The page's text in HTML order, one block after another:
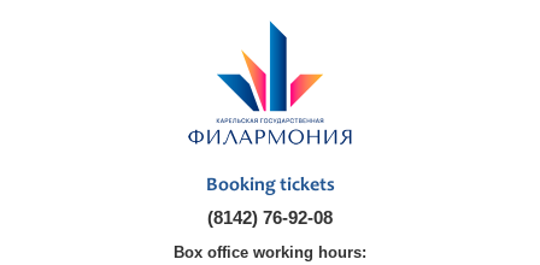
Booking tickets
(8142) 76-92-08
Box office working hours: